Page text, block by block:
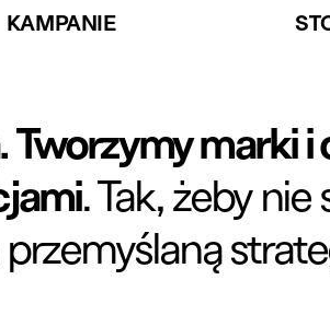
KAMPANIE
Tworzymy marki
. Tak, żeby